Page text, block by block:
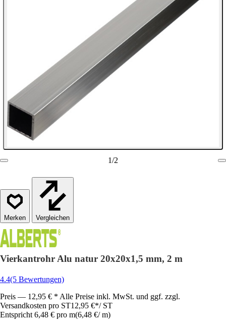
1/2
Vergleichen
Vierkantrohr Alu natur 20x20x1,5 mm, 2 m
4.4(5 Bewertungen)
Preis — 12,95 € * Alle Preise inkl. MwSt. und ggf. zzgl.
Versandkosten pro ST12,95 €*/ ST
Entspricht 6,48 € pro m(6,48 €/ m)